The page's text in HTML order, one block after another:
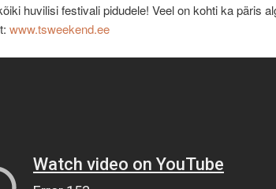
huvilisi festivali pidudele! Veel on kohti ka päris
www.tsweekend.ee